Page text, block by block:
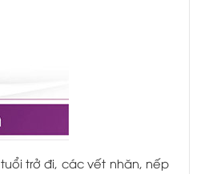
trở đi, các vết nhăn, nếp